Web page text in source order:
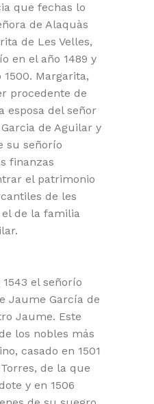
que fechas lo
de Alaquàs
de Les Velles,
en el año 1489 y
Margarita,
procedente de
esposa del señor
de Aguilar y
su señorío
finanzas
el patrimonio
de les
de la familia
el señorío
Jaume García de
Jaume. Este
los nobles más
casado en 1501
de la que
y en 1506